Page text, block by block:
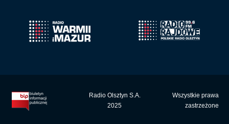
Radio Olsztyn S.A.
2025
Wszystkie prawa
zastrzeżone